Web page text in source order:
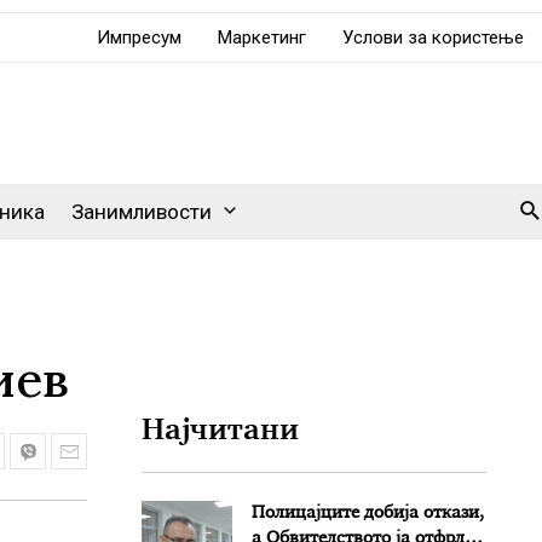
Импресум Маркетинг Услови за користење
Занимливости
Најчитани
Полицајците добија откази,
а Обвителството ја отфрли